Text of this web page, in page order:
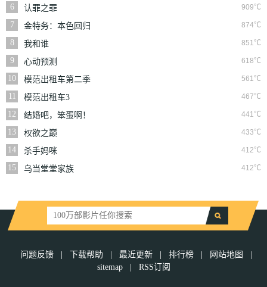
6
909℃
认罪之罪
7
874℃
金特务：本色回归
8
851℃
我和谁
9
618℃
心动预测
10
561℃
模范出租车第二季
11
467℃
模范出租车3
12
441℃
结婚吧，笨蛋啊！
13
433℃
权欲之巅
14
412℃
杀手妈咪
15
412℃
乌当堂堂家族
问题反馈 下载帮助 最近更新 排行榜 网站地图
sitemap
RSS订阅